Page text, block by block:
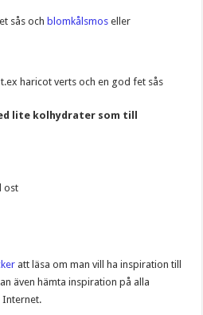
sås och blomkålsmos eller
haricot verts och en god fet sås
lite kolhydrater som till
ost
att läsa om man vill ha inspiration till
även hämta inspiration på alla
Internet.